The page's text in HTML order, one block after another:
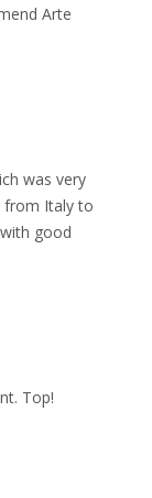
Arte
was very
from Italy to
good
Top!